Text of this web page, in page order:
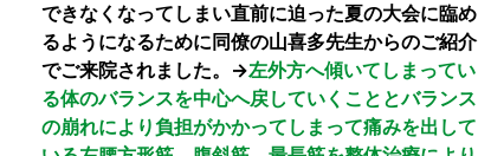
できなくなってしまい直前に迫った夏の大会に臨め
るようになるために同僚の山喜多先生からのご紹介
でご来院されました。→左外方へ傾いてしまってい
る体のバランスを中心へ戻していくこととバランス
の崩れにより負担がかかってしまって痛みを出して